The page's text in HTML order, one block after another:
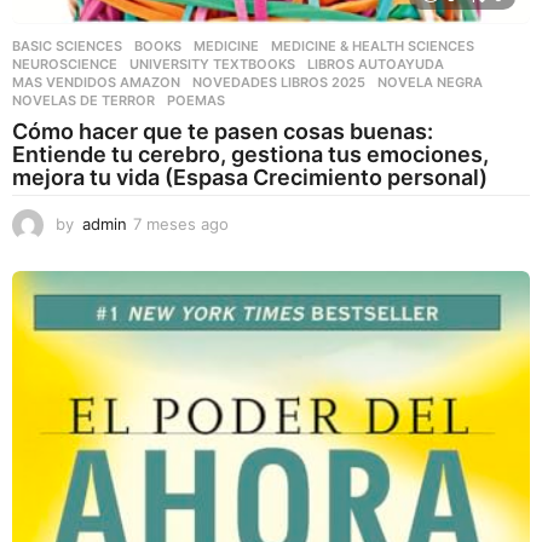
BASIC SCIENCES ,BOOKS ,MEDICINE ,MEDICINE & HEALTH SCIENCES
NEUROSCIENCE
,UNIVERSITY TEXTBOOKS LIBROS AUTOAYUDA
MAS VENDIDOS AMAZON
,NOVEDADES LIBROS 2025 ,NOVELA NEGRA
NOVELAS DE TERROR
,POEMAS
Cómo hacer que te pasen cosas buenas:
Entiende tu cerebro, gestiona tus emociones,
mejora tu vida (Espasa Crecimiento personal)
by admin 7 meses ago
e
s
e
o